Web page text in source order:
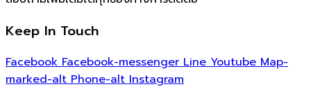
Keep In Touch
Facebook Facebook-messenger Line Youtube Map-
marked-alt Phone-alt Instagram